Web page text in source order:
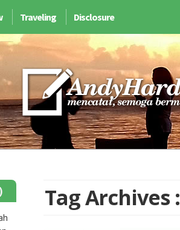
Traveling Disclosure
Tag Archives :